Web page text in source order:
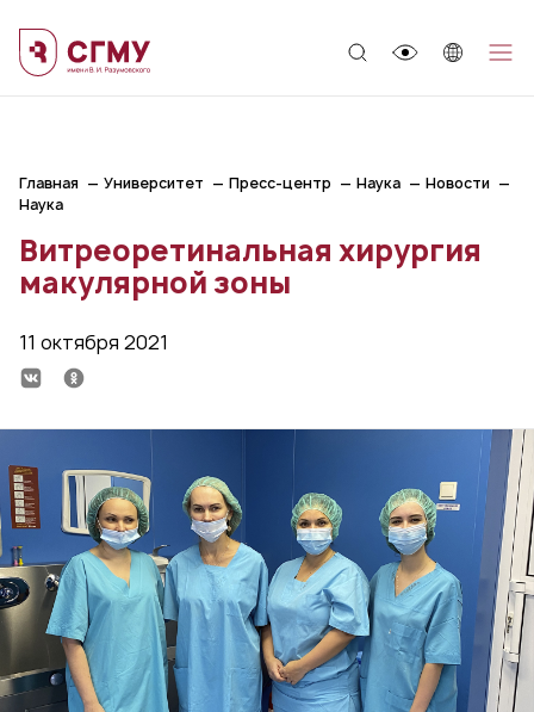
Главная Университет Пресс-центр Наука
Новости
Наука
Витреоретинальная хирургия
макулярной зоны
11 октября 2021